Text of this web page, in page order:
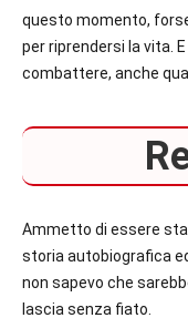
questo momento,
per riprendersi la vita.
combattere, anche
Ammetto di essere
storia autobiografica
non sapevo che
lascia senza fiato.